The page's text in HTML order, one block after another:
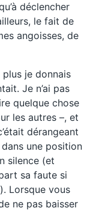
déclencher
le fait de
angoisses, de
plus je donnais
Je n’ai pas
quelque chose
les autres –, et
dérangeant
une position
silence (et
sa faute si
Lorsque vous
ne pas baisser